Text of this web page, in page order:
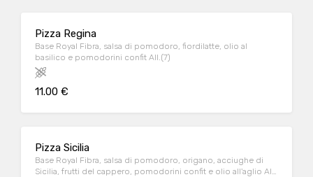
Pizza Regina
Base Royal Fibra, salsa di pomodoro, fiordilatte, olio al
basilico e pomodorini confit All.(7)
11.00 €
Pizza Sicilia
Base Royal Fibra, salsa di pomodoro, origano, acciughe di
Sicilia, frutti del cappero, pomodorini confit e olio all'aglio All.